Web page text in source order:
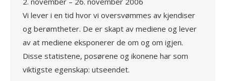
Vi lever i en tid hvor vi oversvømmes av kjendiser
og berømtheter. De er skapt av mediene og lever
av at mediene eksponerer de om og om igjen.
Disse statistene, posørene og ikonene har som
viktigste egenskap: utseendet.